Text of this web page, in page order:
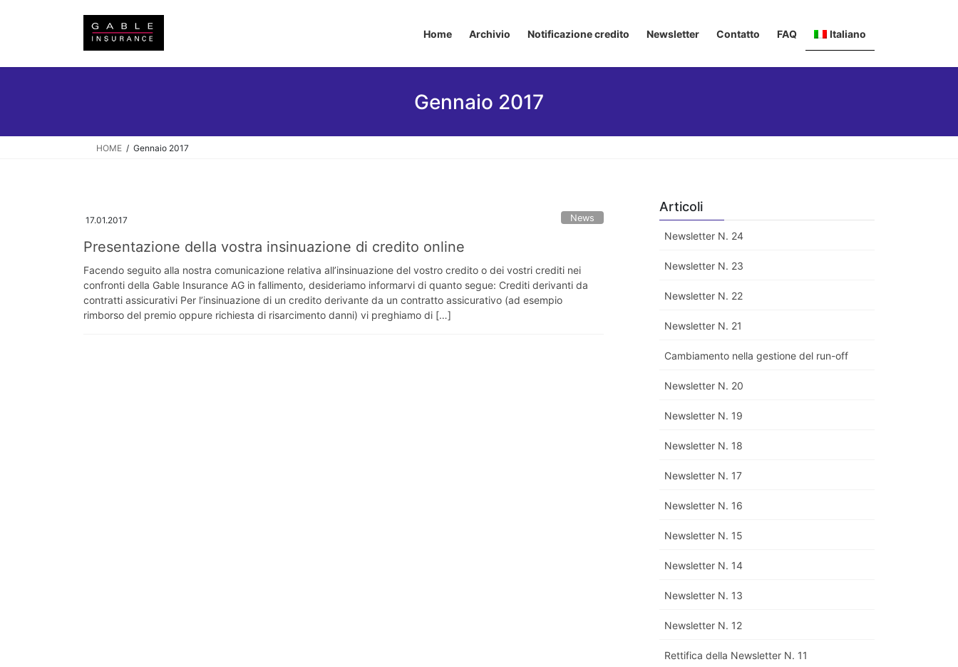
Home Archivio Notificazione credito Newsletter Contatto FAQ Italiano
Deutsch
Gennaio 2017
HOME Gennaio 2017
17.01.2017 News
Presentazione della vostra insinuazione di credito online
Facendo seguito alla nostra comunicazione relativa all’insinuazione del vostro credito o dei vostri crediti nei
confronti della Gable Insurance AG in fallimento, desideriamo informarvi di quanto segue: Crediti derivanti da
contratti assicurativi Per l’insinuazione di un credito derivante da un contratto assicurativo (ad esempio
rimborso del premio oppure richiesta di risarcimento danni) vi preghiamo di […]
Articoli
Newsletter N. 24
Newsletter N. 23
Newsletter N. 22
Newsletter N. 21
Cambiamento nella gestione del run-off
Newsletter N. 20
Newsletter N. 19
Newsletter N. 18
Newsletter N. 17
Newsletter N. 16
Newsletter N. 15
Newsletter N. 14
Newsletter N. 13
Newsletter N. 12
Rettifica della Newsletter N. 11